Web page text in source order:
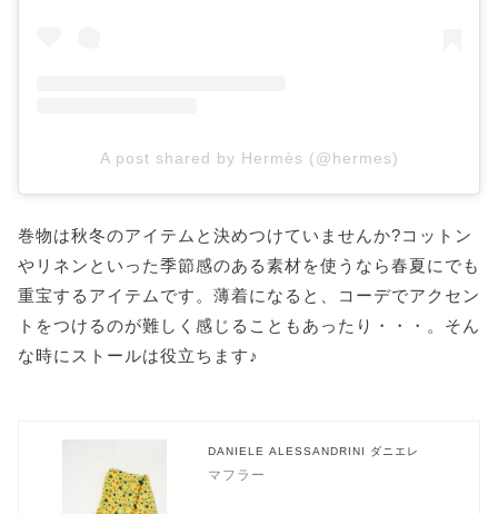
A post shared by Hermès (@hermes)
巻物は秋冬のアイテムと決めつけていませんか?コットン
やリネンといった季節感のある素材を使うなら春夏にでも
重宝するアイテムです。薄着になると、コーデでアクセン
トをつけるのが難しく感じることもあったり・・・。そん
な時にストールは役立ちます♪
DANIELE ALESSANDRINI ダニエレ
マフラー